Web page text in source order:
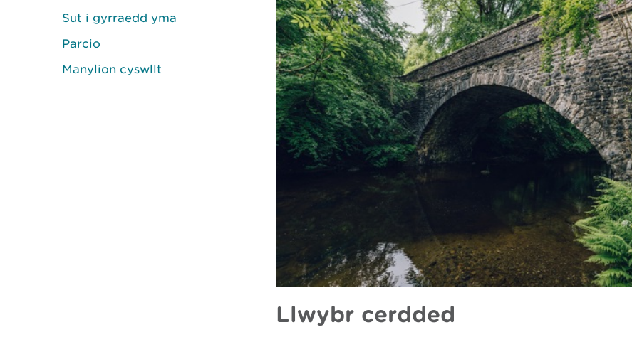
Sut i gyrraedd yma
Parcio
Manylion cyswllt
Llwybr cerdded